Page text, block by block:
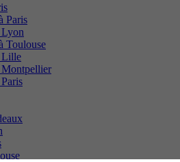
Paris
Toulouse
Lille
Montpellier